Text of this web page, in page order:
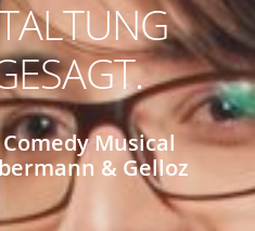
Comedy Musical
& Gelloz